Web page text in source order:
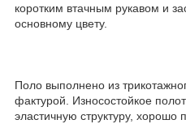
коротким втачным рукавом и
основному цвету.
Поло выполнено из
фактурой. Износостойкое
эластичную структуру, хорошо